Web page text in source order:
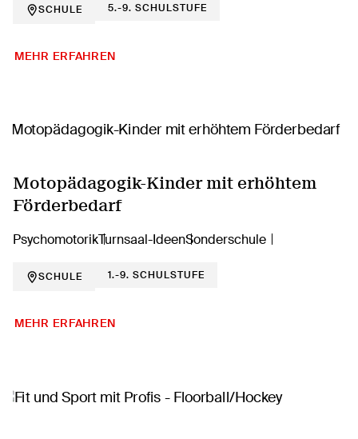
SCHULE 5.-9. SCHULSTUFE
MEHR ERFAHREN
Motopädagogik-Kinder mit erhöhtem
Förderbedarf
PsychomotorikTurnsaal-IdeenSonderschule
SCHULE 1.-9. SCHULSTUFE
MEHR ERFAHREN